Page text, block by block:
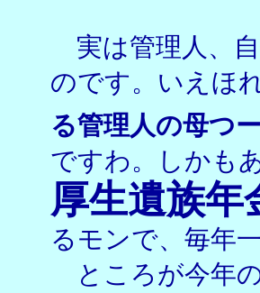
実は管理人、
のです。いえほ
る管理人の母つ
ですわ。しかも
厚生遺族年
るモンで、毎年
ところが今年